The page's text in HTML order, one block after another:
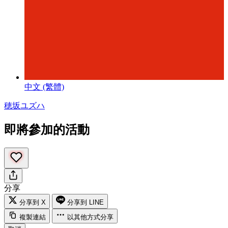
中文 (繁體)
穂坂ユズハ
即將參加的活動
分享
分享到 X
分享到 LINE
複製連結
以其他方式分享